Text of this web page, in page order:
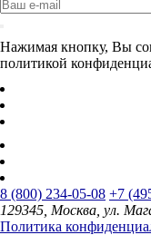
Нажимая кнопку, Вы
политикой
8 (800) 234-05-08 +7
129345, Москва, ул.
Политика